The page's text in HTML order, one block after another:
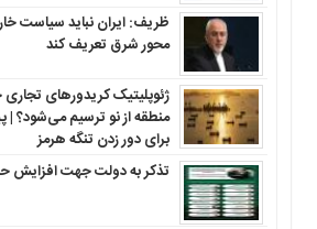
ظریف: ایران نباید سیاست
محور شرق تعریف کند
ژئوپلیتیک کریدورهای
منطقه‌ از نو ترسیم می‌شود؟ |
برای دور زدن تنگه هرمز
تذکر به دولت جهت افزایش